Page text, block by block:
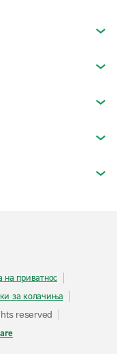
на приватнос
за колачиња
reserved